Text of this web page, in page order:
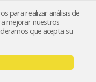
para realizar análisis de
mejorar nuestros
que acepta su